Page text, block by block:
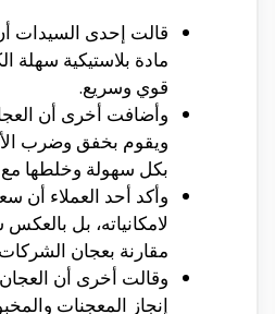
قالت إحدى السيدات
مادة بلاستيكية سهلة
قوي وسريع.
وأضافت أخرى أن
ويقوم بخفق وضرب
بكل سهولة وخلطها
وأكد أحد العملاء أن
لامكانياته، بل
مقارنة بعجان
وقالت أخرى أن
إنجاز المعجنات